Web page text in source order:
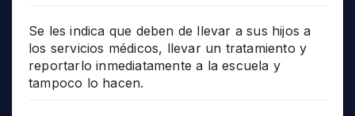
Se les indica que deben de llevar a sus hijos a
los servicios médicos, llevar un tratamiento y
reportarlo inmediatamente a la escuela y
tampoco lo hacen.